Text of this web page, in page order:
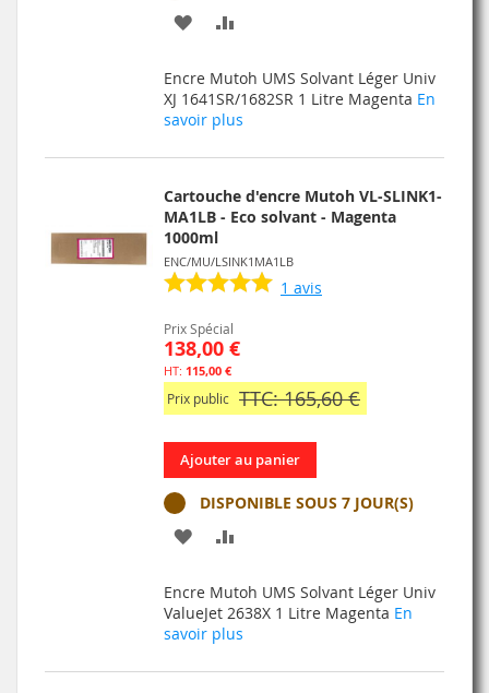
AJOUTER
MA
LISTE
COMPARATEUR
Encre Mutoh UMS Solvant Léger Univ
XJ 1641SR/1682SR 1 Litre Magenta En
savoir plus
Cartouche d'encre Mutoh VL-SLINK1-
MA1LB - Eco solvant - Magenta
1000ml
ENC/MU/LSINK1MA1LB
1 avis
Prix Spécial
138,00 €
115,00 €
Prix public TTC: 165,60 €
Ajouter au panier
DISPONIBLE SOUS 7 JOUR(S)
AJOUTER
MA
LISTE
COMPARATEUR
Encre Mutoh UMS Solvant Léger Univ
ValueJet 2638X 1 Litre Magenta En
savoir plus